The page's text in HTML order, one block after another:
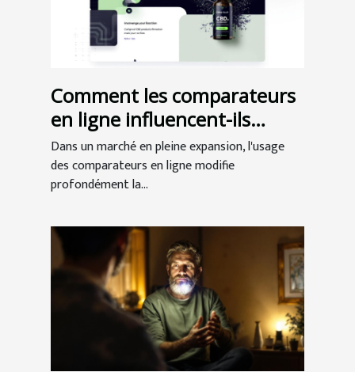
Comment les comparateurs
en ligne influencent-ils
l'achat de CBD ?
Dans un marché en pleine expansion, l'usage
des comparateurs en ligne modifie
profondément la...